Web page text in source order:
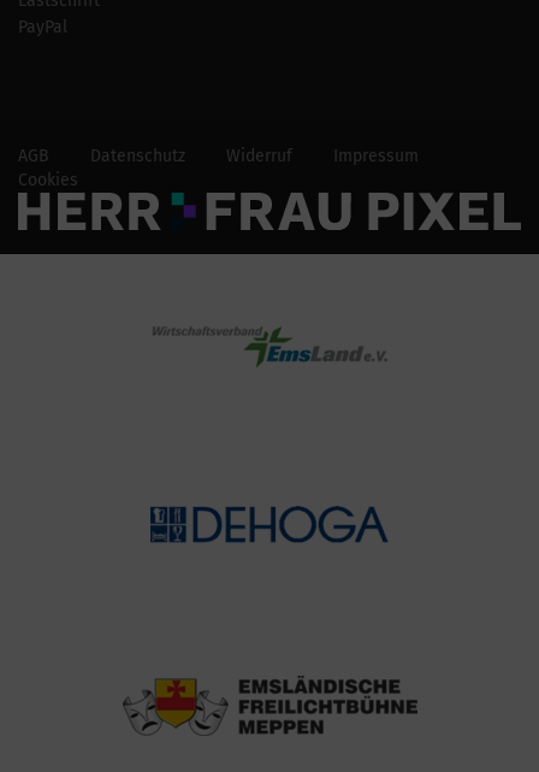
PayPal
AGB Datenschutz Widerruf
Impressum
Cookies